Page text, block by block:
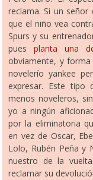
reclama. Si un
que el niño vea
Spurs y su
pues planta una
obviamente, y
novelerío yankee
expresar. Este tipo
menos noveleros,
yo a ningún
por la eliminatoria
en vez de Oscar,
Lolo, Rubén Peña y
nuestro de la
reclamar su